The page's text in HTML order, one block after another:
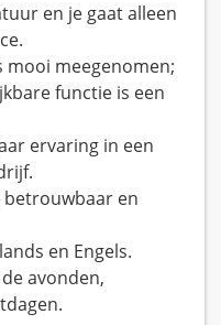
en je gaat alleen
mooi meegenomen;
functie is een
ervaring in een
betrouwbaar en
en Engels.
avonden,